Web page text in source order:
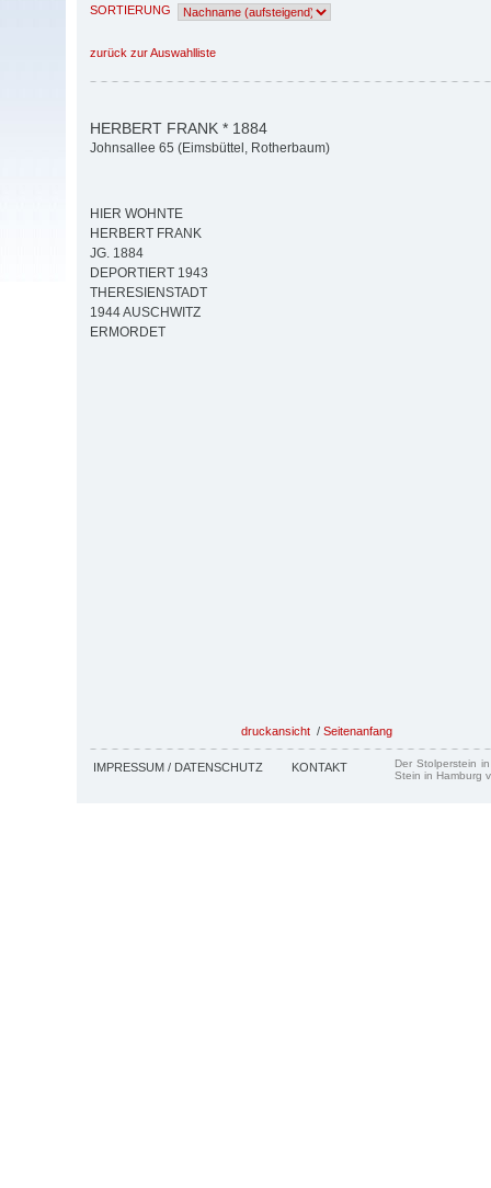
SORTIERUNG
zurück zur Auswahlliste
HERBERT FRANK * 1884
Johnsallee 65 (Eimsbüttel, Rotherbaum)
HIER WOHNTE
HERBERT FRANK
JG. 1884
DEPORTIERT 1943
THERESIENSTADT
1944 AUSCHWITZ
ERMORDET
druckansicht / Seitenanfang
IMPRESSUM / DATENSCHUTZ KONTAKT
Der Stolperstein
Stein in Hamburg